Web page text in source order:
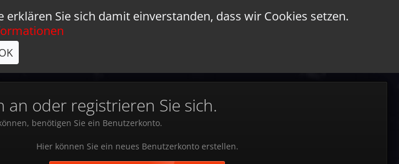
an oder registrieren Sie sich.
benötigen Sie ein Benutzerkonto.
Hier können Sie ein neues Benutzerkonto erstellen.
Sie sich damit einverstanden, dass wir Cookies setzen.